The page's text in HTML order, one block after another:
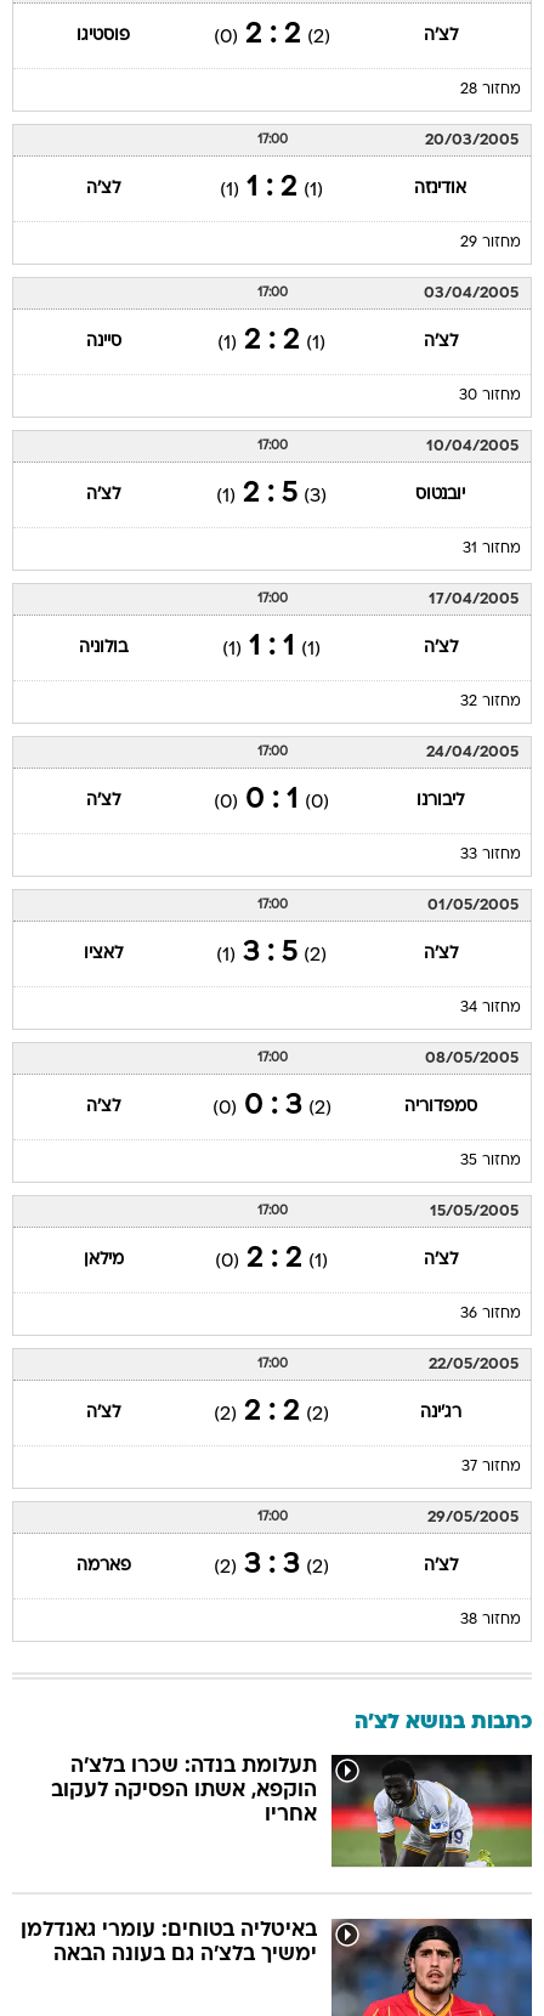
לצ'ה (2)
2 : 2
(0) פוסטיגו
מחזור 28
20/03/2005
17:00
אודינזה (1)
2 : 1
(1) לצ'ה
מחזור 29
03/04/2005
17:00
לצ'ה (1)
2 : 2
(1) סיינה
מחזור 30
10/04/2005
17:00
יובנטוס (3)
5 : 2
(1) לצ'ה
מחזור 31
17/04/2005
17:00
לצ'ה (1)
1 : 1
(1) בולוניה
מחזור 32
24/04/2005
17:00
ליבורנו (0)
1 : 0
(0) לצ'ה
מחזור 33
01/05/2005
17:00
לצ'ה (2)
5 : 3
(1) לאציו
מחזור 34
08/05/2005
17:00
סמפדוריה (2)
3 : 0
(0) לצ'ה
מחזור 35
15/05/2005
17:00
לצ'ה (1)
2 : 2
(0) מילאן
מחזור 36
22/05/2005
17:00
רג'ינה (2)
2 : 2
(2) לצ'ה
מחזור 37
29/05/2005
17:00
לצ'ה (2)
3 : 3
(2) פארמה
מחזור 38
כתבות בנושא לצ'ה
תעלומת בנדה: שכרו בלצ'ה
הוקפא, אשתו הפסיקה לעקוב
אחריו
באיטליה בטוחים: עומרי גאנדלמן
ימשיך בלצ'ה גם בעונה הבאה